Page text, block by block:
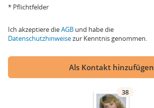
* Pflichtfelder
Ich akzeptiere dieAGB und habe die
Datenschutzhinweisezur Kenntnis genommen.
Als Kontakt hinzufügen
38